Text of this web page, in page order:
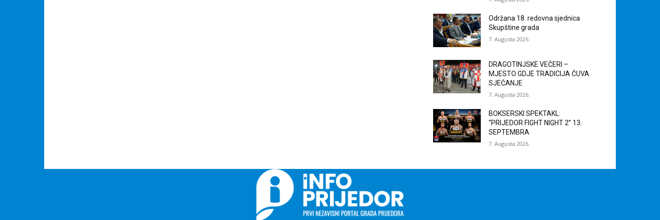
Održana 18. redovna sjednica
Skupštine grada
7. Augusta 2026.
DRAGOTINJSKE VEČERI –
MJESTO GDJE TRADICIJA ČUVA
SJEĆANJE
7. Augusta 2026.
BOKSERSKI SPEKTAKL:
“PRIJEDOR FIGHT NIGHT 2” 13.
SEPTEMBRA
7. Augusta 2026.